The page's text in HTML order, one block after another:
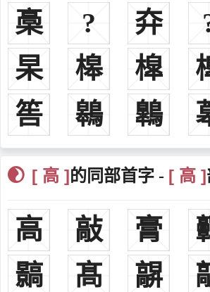
之原姓徐，其父为高氏所养，因从其姓，皆见
8、金时渤海女真人有高氏;又，女真人纥
懒氏)，汉姓均为高。
9、西夏人姓。
10、北宋时犹太人已大批定居开封，其后
艾、金、高六姓，其人数约占当时全国犹太人
11、明时赐元人额哩音博罗姓高名礼。
12、清满洲人姓。世居沈阳、辽阳等地。
高姓名人：
高克，春秋时郑大夫。
变化：南北朝时有高获者自高丽归西魏，
其他：
①日本侵占台湾时期，台湾高姓曾被迫改
原、高木、高森、高石、高蒲、高光、日高等
槀
? 㚏
杲
槔 槹
筶
鷎 鷱
[ 高 ]的同部首字 - [ 高 ]
高 敲 膏
䯫
髙 髜